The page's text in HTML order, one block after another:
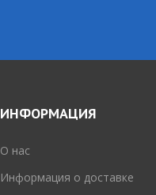
ИНФОРМАЦИЯ
O нас
Информация о доставке